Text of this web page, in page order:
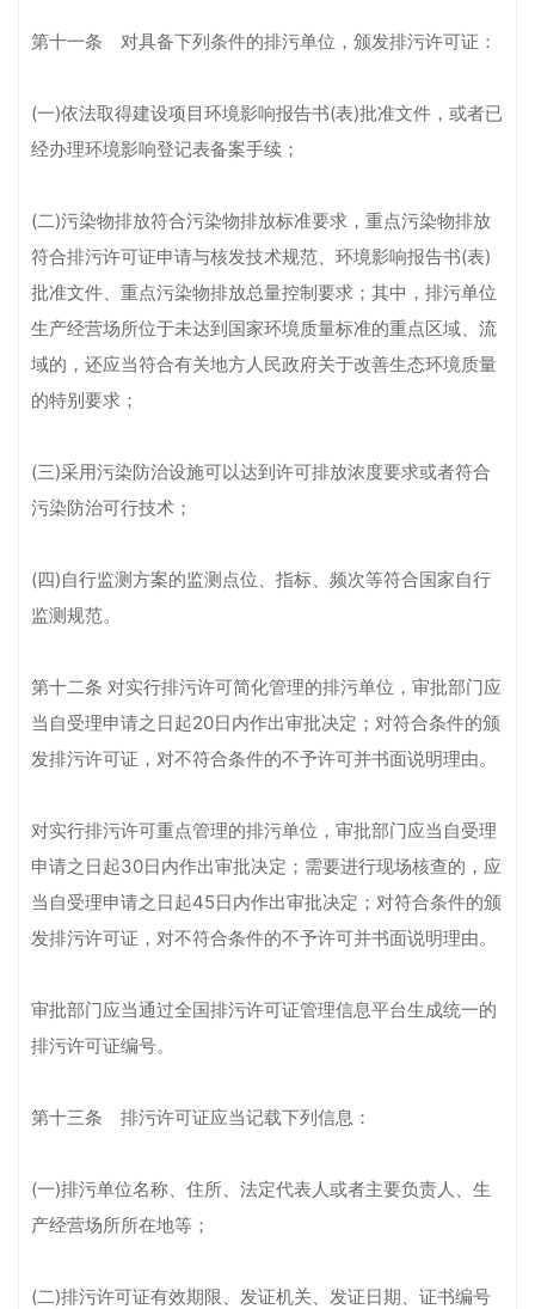
第十一条 对具备下列条件的排污单位，颁发排污许可证：
(一)依法取得建设项目环境影响报告书(表)批准文件，或者已
经办理环境影响登记表备案手续；
(二)污染物排放符合污染物排放标准要求，重点污染物排放
符合排污许可证申请与核发技术规范、环境影响报告书(表)
批准文件、重点污染物排放总量控制要求；其中，排污单位
生产经营场所位于未达到国家环境质量标准的重点区域、流
域的，还应当符合有关地方人民政府关于改善生态环境质量
的特别要求；
(三)采用污染防治设施可以达到许可排放浓度要求或者符合
污染防治可行技术；
(四)自行监测方案的监测点位、指标、频次等符合国家自行
监测规范。
第十二条 对实行排污许可简化管理的排污单位，审批部门应
当自受理申请之日起20日内作出审批决定；对符合条件的颁
发排污许可证，对不符合条件的不予许可并书面说明理由。
对实行排污许可重点管理的排污单位，审批部门应当自受理
申请之日起30日内作出审批决定；需要进行现场核查的，应
当自受理申请之日起45日内作出审批决定；对符合条件的颁
发排污许可证，对不符合条件的不予许可并书面说明理由。
审批部门应当通过全国排污许可证管理信息平台生成统一的
排污许可证编号。
第十三条 排污许可证应当记载下列信息：
(一)排污单位名称、住所、法定代表人或者主要负责人、生
产经营场所所在地等；
(二)排污许可证有效期限、发证机关、发证日期、证书编号